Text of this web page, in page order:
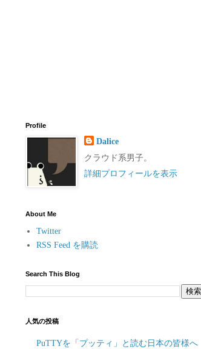
Profile
Dalice
クラウド系男子。
詳細プロフィールを表示
About Me
Twitter
RSS Feed を購読
Search This Blog
人気の投稿
PuTTYを「プッティ」と読む日本の皆様へ